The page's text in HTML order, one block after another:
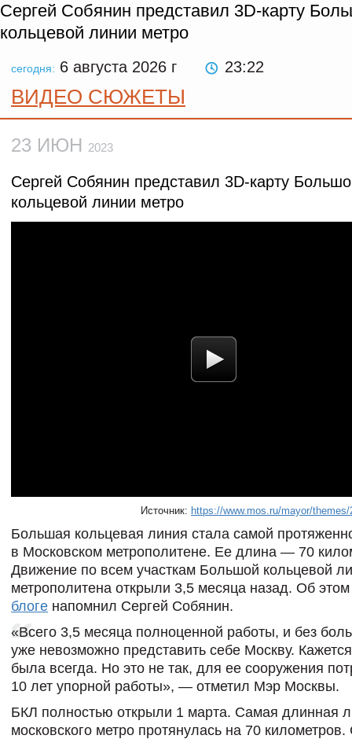
Сергей Собянин представил 3D-карту
кольцевой линии метро
сегодня: 6 августа 2026 г 23:22
ВИДЕО СЮЖЕТЫ
23 ИЮН 2023
Сергей Собянин представил 3D-карту
кольцевой линии метро
Источник: https://www.mos.ru/mayor/themes/
Большая кольцевая линия стала самой
в Московском метрополитене. Ее длина — 70
Движение по всем участкам Большой кольцевой
метрополитена открыли 3,5 месяца назад. Об
блоге напомнил Сергей Собянин.
«Всего 3,5 месяца полноценной работы, и без
уже невозможно представить себе Москву.
была всегда. Но это не так, для ее сооружения
10 лет упорной работы», — отметил Мэр Москвы.
БКЛ полностью открыли 1 марта. Самая длинная
московского метро протянулась на 70 километров.